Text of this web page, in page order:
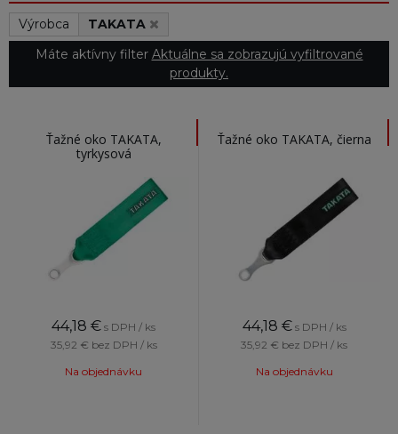
Výrobca
TAKATA
Máte aktívny filter Aktuálne sa zobrazujú vyfiltrované
produkty.
Ťažné oko TAKATA,
tyrkysová
44,18 € s DPH / ks
35,92 € bez DPH / ks
Na objednávku
Ťažné oko TAKATA, čierna
44,18 € s DPH / ks
35,92 € bez DPH / ks
Na objednávku